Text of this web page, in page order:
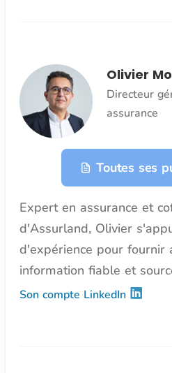
Olivier
Directeur
assurance
Toutes ses
Expert en assurance et
d'Assurland, Olivier
d'expérience pour fournir
information fiable et
Son compte LinkedIn